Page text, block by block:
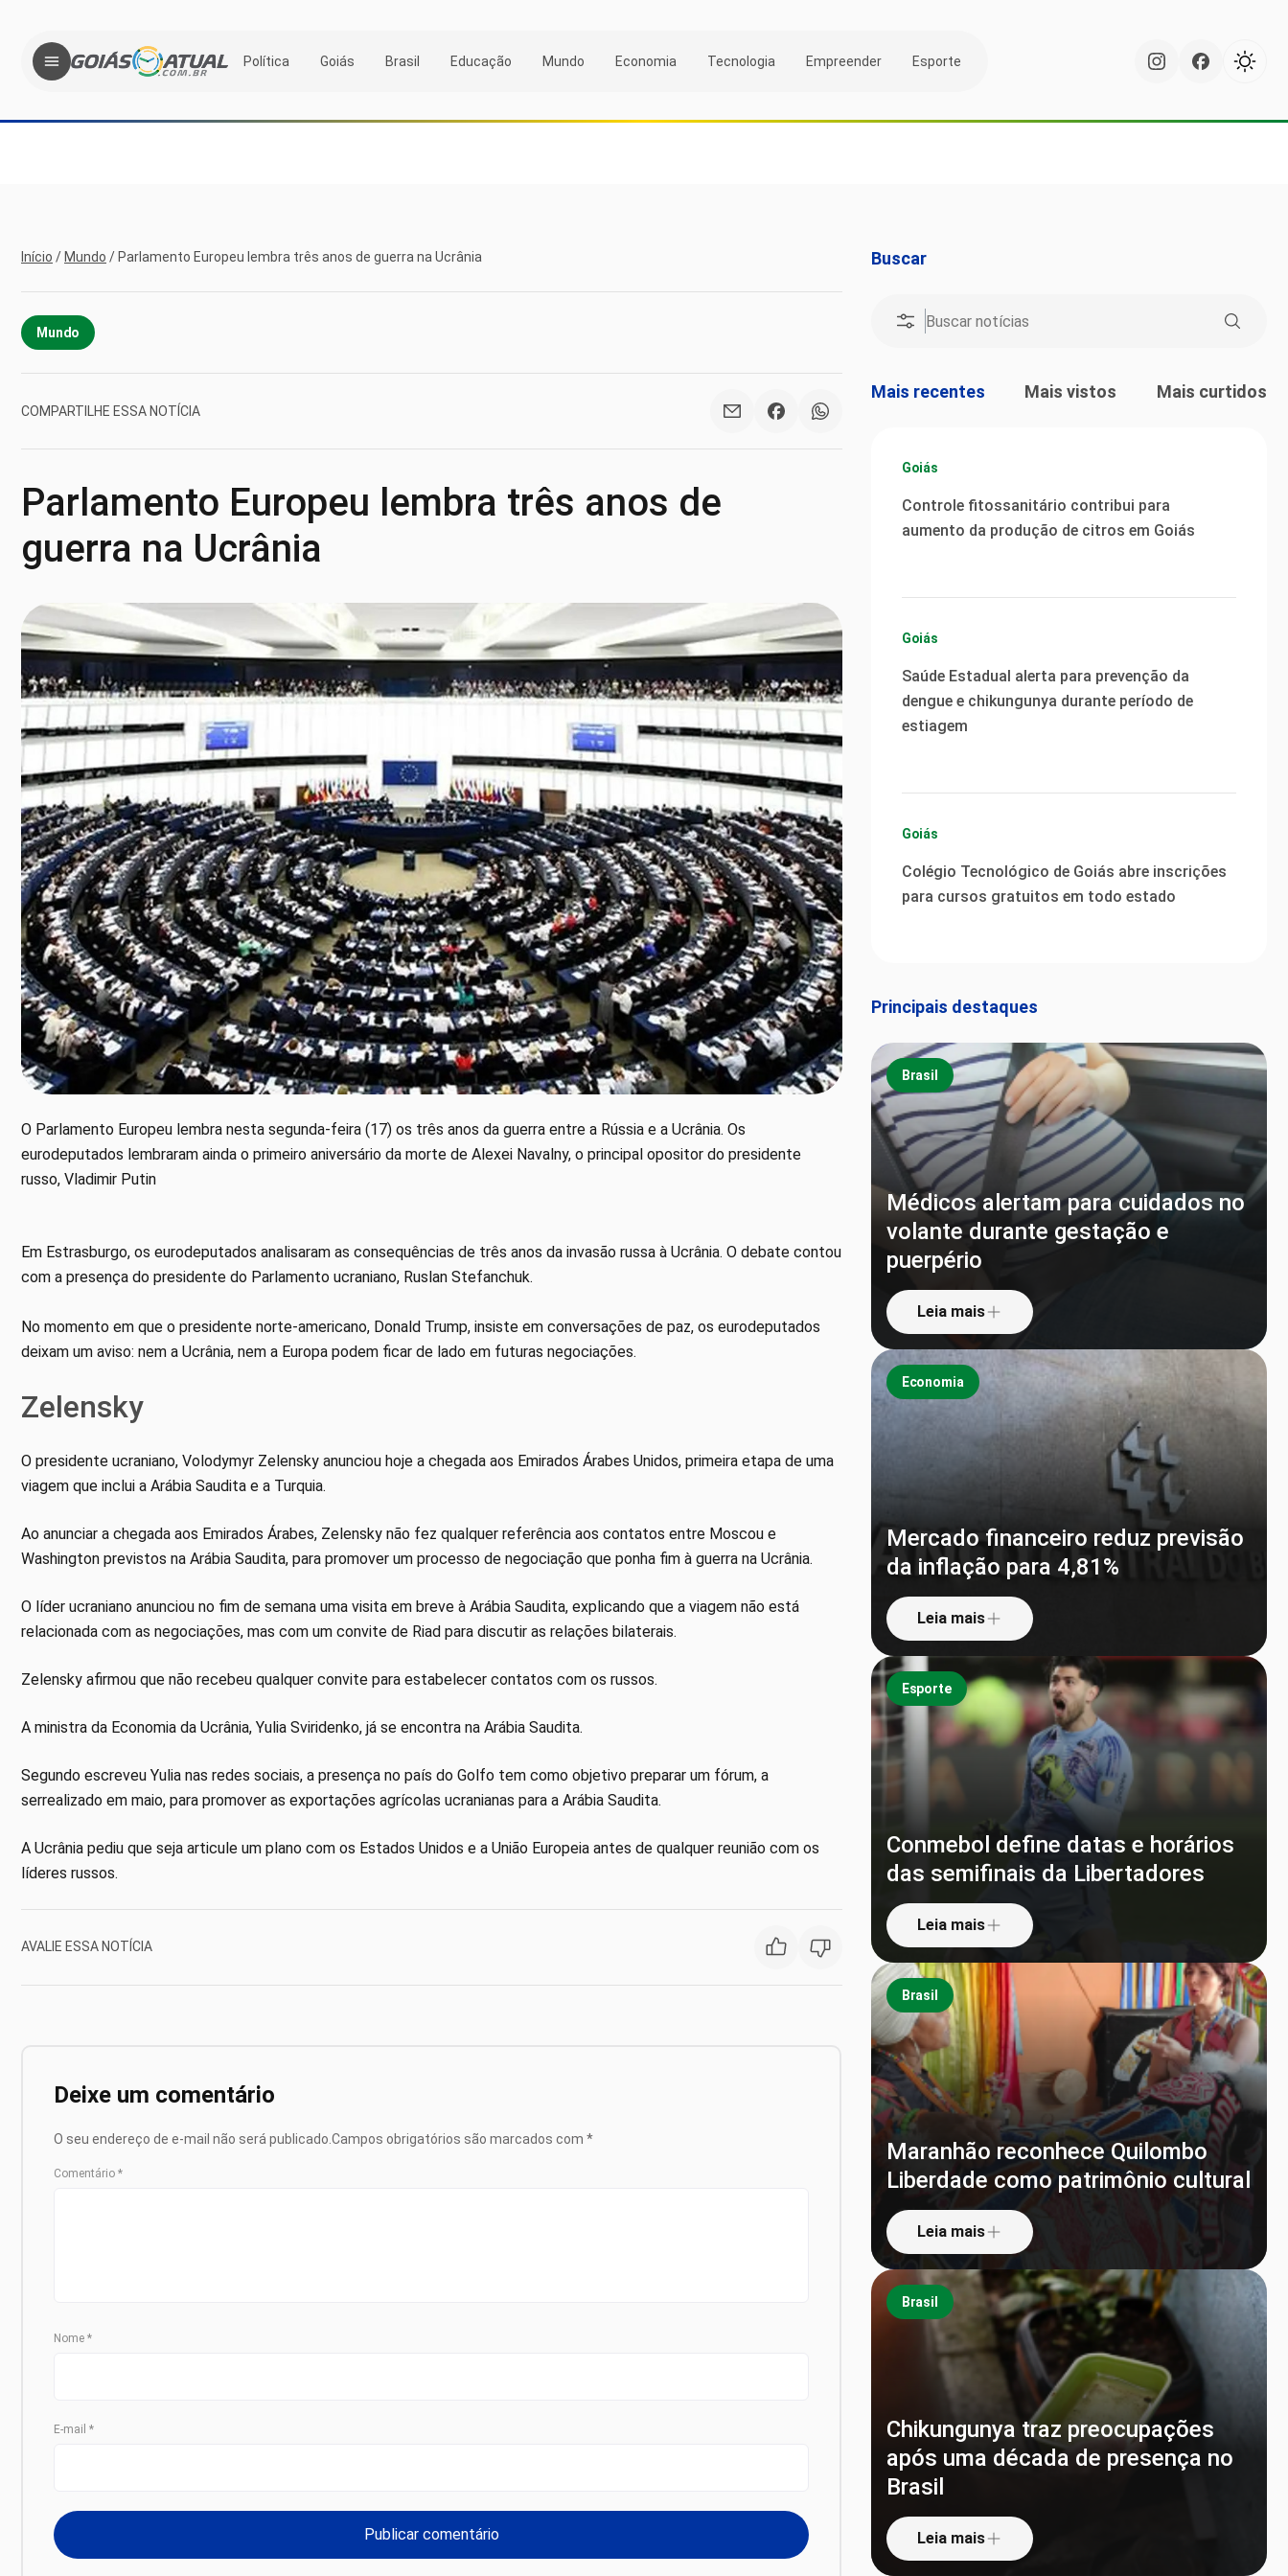
Política Goiás Brasil Educação Mundo Economia Tecnologia Empreender Esporte
Início / Mundo / Parlamento Europeu lembra três anos de guerra na Ucrânia
Mundo
COMPARTILHE ESSA NOTÍCIA
Parlamento Europeu lembra três anos de
guerra na Ucrânia
O Parlamento Europeu lembra nesta segunda-feira (17) os três anos da guerra entre a Rússia e a Ucrânia. Os
eurodeputados lembraram ainda o primeiro aniversário da morte de Alexei Navalny, o principal opositor do presidente
russo, Vladimir Putin
Em Estrasburgo, os eurodeputados analisaram as consequências de três anos da invasão russa à Ucrânia. O debate contou
com a presença do presidente do Parlamento ucraniano, Ruslan Stefanchuk.
No momento em que o presidente norte-americano, Donald Trump, insiste em conversações de paz, os eurodeputados
deixam um aviso: nem a Ucrânia, nem a Europa podem ficar de lado em futuras negociações.
Zelensky
O presidente ucraniano, Volodymyr Zelensky anunciou hoje a chegada aos Emirados Árabes Unidos, primeira etapa de uma
viagem que inclui a Arábia Saudita e a Turquia.
Ao anunciar a chegada aos Emirados Árabes, Zelensky não fez qualquer referência aos contatos entre Moscou e
Washington previstos na Arábia Saudita, para promover um processo de negociação que ponha fim à guerra na Ucrânia.
O líder ucraniano anunciou no fim de semana uma visita em breve à Arábia Saudita, explicando que a viagem não está
relacionada com as negociações, mas com um convite de Riad para discutir as relações bilaterais.
Zelensky afirmou que não recebeu qualquer convite para estabelecer contatos com os russos.
A ministra da Economia da Ucrânia, Yulia Sviridenko, já se encontra na Arábia Saudita.
Segundo escreveu Yulia nas redes sociais, a presença no país do Golfo tem como objetivo preparar um fórum, a
serrealizado em maio, para promover as exportações agrícolas ucranianas para a Arábia Saudita.
A Ucrânia pediu que seja articule um plano com os Estados Unidos e a União Europeia antes de qualquer reunião com os
líderes russos.
AVALIE ESSA NOTÍCIA
Deixe um comentário
O seu endereço de e-mail não será publicado. Campos obrigatórios são marcados com *
Comentário *
Nome *
E-mail *
Buscar
Mais recentes Mais vistos Mais curtidos
Goiás
Controle fitossanitário contribui para
aumento da produção de citros em Goiás
Goiás
Saúde Estadual alerta para prevenção da
dengue e chikungunya durante período de
estiagem
Goiás
Colégio Tecnológico de Goiás abre inscrições
para cursos gratuitos em todo estado
Principais destaques
Brasil
Médicos alertam para cuidados no
volante durante gestação e
puerpério
Leia mais
Economia
Mercado financeiro reduz previsão
da inflação para 4,81%
Leia mais
Esporte
Conmebol define datas e horários
das semifinais da Libertadores
Leia mais
Brasil
Maranhão reconhece Quilombo
Liberdade como patrimônio cultural
Leia mais
Brasil
Chikungunya traz preocupações
após uma década de presença no
Brasil
Leia mais